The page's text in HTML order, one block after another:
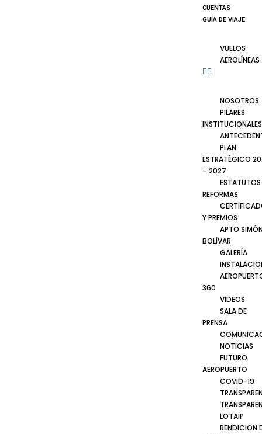
CUENTAS
GUÍA DE VIAJE
VUELOS
AEROLÍNEAS
NOSOTROS
PILARES
INSTITUCIONALES
PLAN
ESTRATÉGICO
– 2027
ESTATUTOS
REFORMAS
Y PREMIOS
APTO
BOLÍVAR
GALERÍA
360
VIDEOS
SALA DE
PRENSA
NOTICIAS
FUTURO
AEROPUERTO
COVID-19
LOTAIP
RENDICION